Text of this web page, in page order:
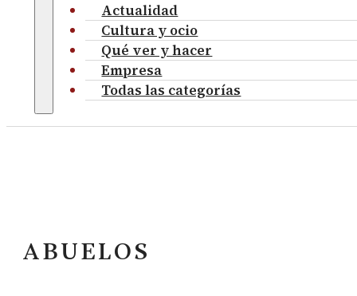
Actualidad
Cultura y ocio
Qué ver y hacer
Empresa
Todas las categorías
ABUELOS